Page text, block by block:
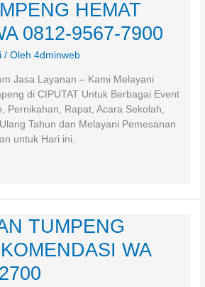
HEMAT
0812-9567-7900
/ Oleh4dminweb
Jasa Layanan – Kami Melayani
di CIPUTAT Untuk Berbagai Event
Pernikahan, Rapat, Acara Sekolah,
Tahun dan Melayani Pemesanan
untuk Hari ini.
TUMPENG
WA